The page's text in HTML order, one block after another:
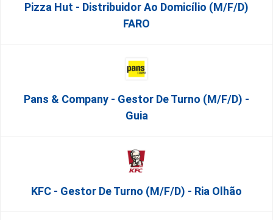
Pizza Hut - Distribuidor Ao Domicílio (m/f/d)
FARO
Pans & Company - Gestor De Turno (m/f/d) -
Guia
KFC - Gestor De Turno (m/f/d) - Ria Olhão